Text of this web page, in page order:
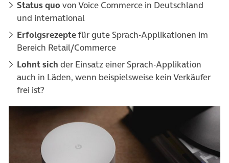
Status quo von Voice Commerce in Deutschland
und international
Erfolgsrezeptefür gute Sprach-Applikationen im
Bereich Retail/Commerce
Lohnt sich der Einsatz einer Sprach-Applikation
auch in Läden, wenn beispielsweise kein Verkäufer
frei ist?